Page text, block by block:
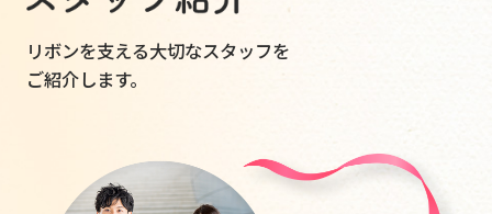
リボンを支える大切なスタッフを
ご紹介します。